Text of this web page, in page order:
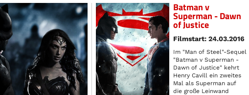
Batman v
Superman - Dawn
of Justice
Filmstart: 24.03.2016
Im "Man of Steel"-Sequel
"Batman v Superman -
Dawn of Justice" kehrt
Henry Cavill ein zweites
Mal als Superman auf
die große Leinwand